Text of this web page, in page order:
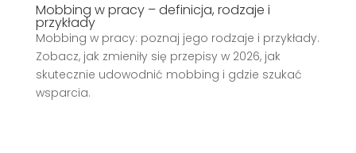
Mobbing w pracy – definicja, rodzaje i
przykłady
Mobbing w pracy: poznaj jego rodzaje i przykłady.
Zobacz, jak zmieniły się przepisy w 2026, jak
skutecznie udowodnić mobbing i gdzie szukać
wsparcia.